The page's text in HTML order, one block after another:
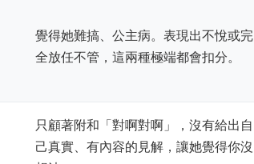
覺得她難搞、公主病。表現出不悅或完
全放任不管，這兩種極端都會扣分。
只顧著附和「對啊對啊」，沒有給出自
己真實、有內容的見解，讓她覺得你沒